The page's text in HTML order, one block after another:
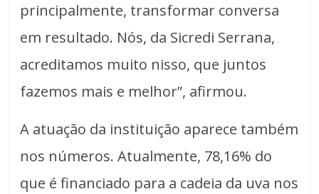
principalmente, transformar conversa
em resultado. Nós, da Sicredi Serrana,
acreditamos muito nisso, que juntos
fazemos mais e melhor”, afirmou.
A atuação da instituição aparece também
nos números. Atualmente, 78,16% do
que é financiado para a cadeia da uva nos